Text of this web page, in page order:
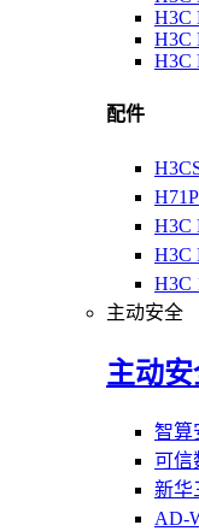
H3C
H3C
H3C
配件
H3C
H3C
H3C
主动安全
主动
智算
可信
新华
AD-